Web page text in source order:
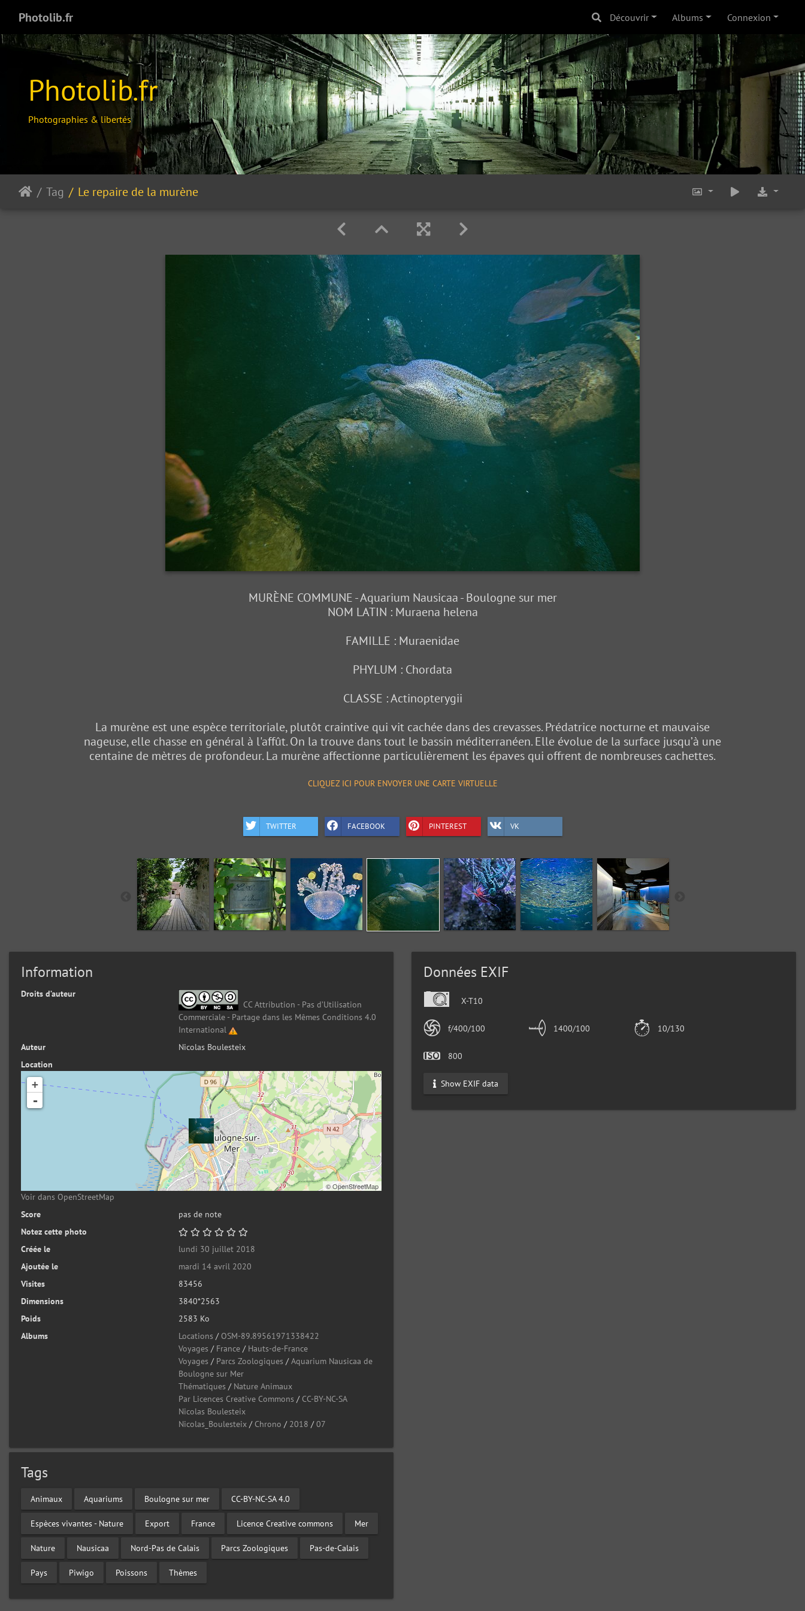
Photolib.fr Découvrir Albums Connexion
Photolib.fr
Photographies & libertés
Tag Le repaire de la murène
MURÈNE COMMUNE - Aquarium Nausicaa - Boulogne sur mer
NOM LATIN : Muraena helena
FAMILLE : Muraenidae
PHYLUM : Chordata
CLASSE : Actinopterygii
La murène est une espèce territoriale, plutôt craintive qui vit cachée dans des crevasses. Prédatrice nocturne et mauvaise
nageuse, elle chasse en général à l'affût. On la trouve dans tout le bassin méditerranéen. Elle évolue de la surface jusqu’à une
centaine de mètres de profondeur. La murène affectionne particulièrement les épaves qui offrent de nombreuses cachettes.
CLIQUEZ ICI POUR ENVOYER UNE CARTE VIRTUELLE
TWITTER FACEBOOK PINTEREST VK
Information
Droits d’auteur
CC Attribution - Pas d’Utilisation
Commerciale - Partage dans les Mêmes Conditions 4.0
International
Auteur
Nicolas Boulesteix
Location
+
-
©OpenStreetMap
Voir dans OpenStreetMap
Score
pas de note
Notez cette photo
Créée le
lundi 30 juillet 2018
Ajoutée le
mardi 14 avril 2020
Visites
83456
Dimensions
3840*2563
Poids
2583 Ko
Albums
Locations / OSM-89.89561971338422
Voyages / France / Hauts-de-France
Voyages / Parcs Zoologiques /Aquarium Nausicaa de
Boulogne sur Mer
Thématiques / Nature Animaux
Par Licences Creative Commons / CC-BY-NC-SA
Nicolas Boulesteix
Nicolas_Boulesteix / Chrono / 2018 /07
Tags
Animaux Aquariums Boulogne sur mer CC-BY-NC-SA 4.0
Espèces vivantes - Nature Export France Licence Creative commons Mer
Nature Nausicaa Nord-Pas de Calais Parcs Zoologiques Pas-de-Calais
Pays Piwigo Poissons Thèmes
Données EXIF
X-T10
f/400/100 1400/100 10/130
800
Show EXIF data